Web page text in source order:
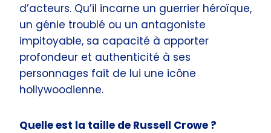
d’acteurs. Qu’il incarne un guerrier héroïque,
un génie troublé ou un antagoniste
impitoyable, sa capacité à apporter
profondeur et authenticité à ses
personnages fait de lui une icône
hollywoodienne.
Quelle est la taille de Russell Crowe ?